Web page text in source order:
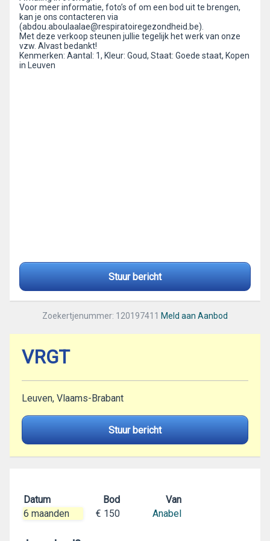
Voor meer informatie, foto’s of om een bod uit te brengen,
kan je ons contacteren via
(abdou.aboulaalae@respiratoiregezondheid.be).
Met deze verkoop steunen jullie tegelijk het werk van onze
vzw. Alvast bedankt!
Kenmerken: Aantal: 1, Kleur: Goud, Staat: Goede staat, Kopen
in Leuven
Stuur bericht
Zoekertjenummer: 120197411 Meld aan Aanbod
VRGT
Leuven, Vlaams-Brabant
Stuur bericht
Datum Bod
Van
6 maanden
€ 150 Anabel